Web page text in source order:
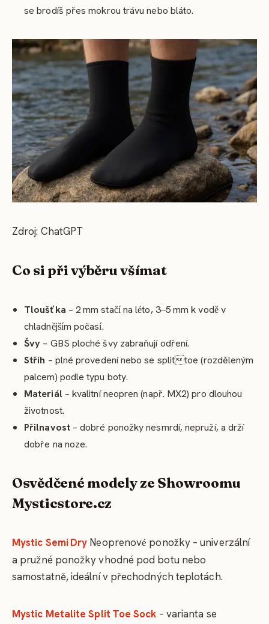
se brodíš přes mokrou trávu nebo bláto.
Zdroj: ChatGPT
Co si při výběru všímat
Tloušťka – 2mm stačína léto, 3–5mm k voděv
chladnějším počasí.
Švy – GBS ploché švy zabraňují odření.
Střih – plné provedení nebo se splittoe (rozděleným
palcem) podle typu boty.
Materiál– kvalitní neopren (např. MX2) pro dlouhou
životnost.
Přilnavost– dobré ponožky nesmrdí, nepruží, a drží
dobře na noze.
Osvědčené modely ze Showroomu
Mysticstore.cz
Mystic SemiDry Neoprenové ponožky – univerzální
a pružné ponožky vhodné pod botu nebo
samostatně, ideální v přechodných teplotách.
Mystic Metalite Split Toe Sock – varianta se